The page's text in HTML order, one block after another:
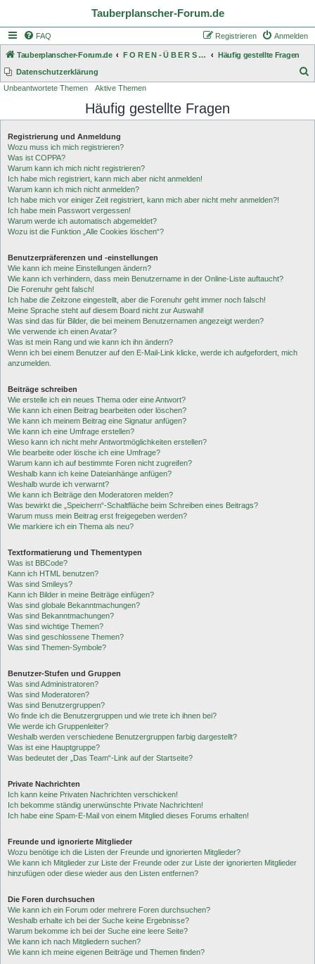
Tauberplanscher-Forum.de
FAQ Anmelden
Registrieren
Tauberplanscher-Forum.de F O R E N - Ü B E R S I C H T
Häufig gestellte Fragen
Datenschutzerklärung
h
Unbeantwortete Themen Aktive Themen
Häufig gestellte Fragen
Registrierung und Anmeldung
Wozu muss ich mich registrieren?
Was ist COPPA?
Warum kann ich mich nicht registrieren?
Ich habe mich registriert, kann mich aber nicht anmelden!
Warum kann ich mich nicht anmelden?
Ich habe mich vor einiger Zeit registriert, kann mich aber nicht mehr anmelden?!
Ich habe mein Passwort vergessen!
Warum werde ich automatisch abgemeldet?
Wozu ist die Funktion „Alle Cookies löschen“?
Benutzerpräferenzen und -einstellungen
Wie kann ich meine Einstellungen ändern?
Wie kann ich verhindern, dass mein Benutzername in der Online-Liste auftaucht?
Die Forenuhr geht falsch!
Ich habe die Zeitzone eingestellt, aber die Forenuhr geht immer noch falsch!
Meine Sprache steht auf diesem Board nicht zur Auswahl!
Was sind das für Bilder, die bei meinem Benutzernamen angezeigt werden?
Wie verwende ich einen Avatar?
Was ist mein Rang und wie kann ich ihn ändern?
Wenn ich bei einem Benutzer auf den E-Mail-Link klicke, werde ich aufgefordert, mich
anzumelden.
Beiträge schreiben
Wie erstelle ich ein neues Thema oder eine Antwort?
Wie kann ich einen Beitrag bearbeiten oder löschen?
Wie kann ich meinem Beitrag eine Signatur anfügen?
Wie kann ich eine Umfrage erstellen?
Wieso kann ich nicht mehr Antwortmöglichkeiten erstellen?
Wie bearbeite oder lösche ich eine Umfrage?
Warum kann ich auf bestimmte Foren nicht zugreifen?
Weshalb kann ich keine Dateianhänge anfügen?
Weshalb wurde ich verwarnt?
Wie kann ich Beiträge den Moderatoren melden?
Was bewirkt die „Speichern“-Schaltfläche beim Schreiben eines Beitrags?
Warum muss mein Beitrag erst freigegeben werden?
Wie markiere ich ein Thema als neu?
Textformatierung und Thementypen
Was ist BBCode?
Kann ich HTML benutzen?
Was sind Smileys?
Kann ich Bilder in meine Beiträge einfügen?
Was sind globale Bekanntmachungen?
Was sind Bekanntmachungen?
Was sind wichtige Themen?
Was sind geschlossene Themen?
Was sind Themen-Symbole?
Benutzer-Stufen und Gruppen
Was sind Administratoren?
Was sind Moderatoren?
Was sind Benutzergruppen?
Wo finde ich die Benutzergruppen und wie trete ich ihnen bei?
Wie werde ich Gruppenleiter?
Weshalb werden verschiedene Benutzergruppen farbig dargestellt?
Was ist eine Hauptgruppe?
Was bedeutet der „Das Team“-Link auf der Startseite?
Private Nachrichten
Ich kann keine Privaten Nachrichten verschicken!
Ich bekomme ständig unerwünschte Private Nachrichten!
Ich habe eine Spam-E-Mail von einem Mitglied dieses Forums erhalten!
Freunde und ignorierte Mitglieder
Wozu benötige ich die Listen der Freunde und ignorierten Mitglieder?
Wie kann ich Mitglieder zur Liste der Freunde oder zur Liste der ignorierten Mitglieder
hinzufügen oder diese wieder aus den Listen entfernen?
Die Foren durchsuchen
Wie kann ich ein Forum oder mehrere Foren durchsuchen?
Weshalb erhalte ich bei der Suche keine Ergebnisse?
Warum bekomme ich bei der Suche eine leere Seite?
Wie kann ich nach Mitgliedern suchen?
Wie kann ich meine eigenen Beiträge und Themen finden?